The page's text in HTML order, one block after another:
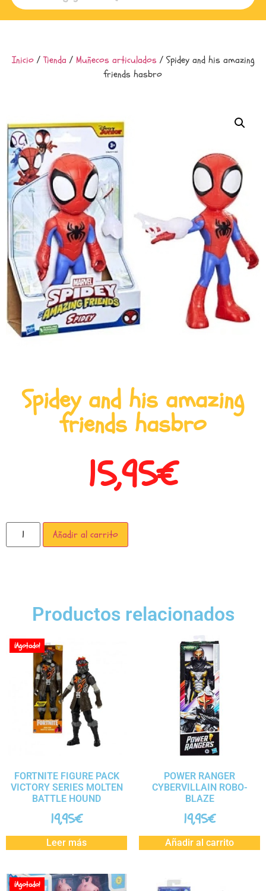
Inicio/Tienda / Muñecos articulados / Spidey and his amazing
friends hasbro
Spidey and his amazing
friends hasbro
15,95€
Añadir al carrito
Productos relacionados
¡Agotado!
FORTNITE FIGURE PACK
VICTORY SERIES MOLTEN
BATTLE HOUND
19,95€
Leer más
POWER RANGER
CYBERVILLAIN ROBO-
BLAZE
19,95€
Añadir al carrito
¡Agotado!